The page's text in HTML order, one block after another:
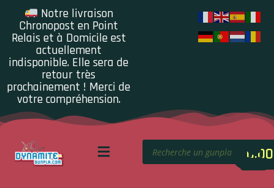
Notre livraison
Chronopost en Point
Relais et à Domicile est
actuellement
indisponible. Elle sera de
retour très
prochainement ! Merci de
votre compréhension.
0.00